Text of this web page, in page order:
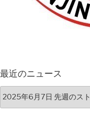
最近のニュース